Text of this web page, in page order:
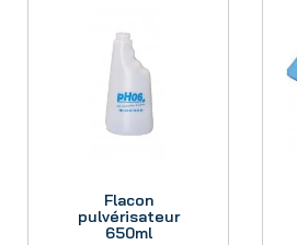
Flacon
pulvérisateur
650ml